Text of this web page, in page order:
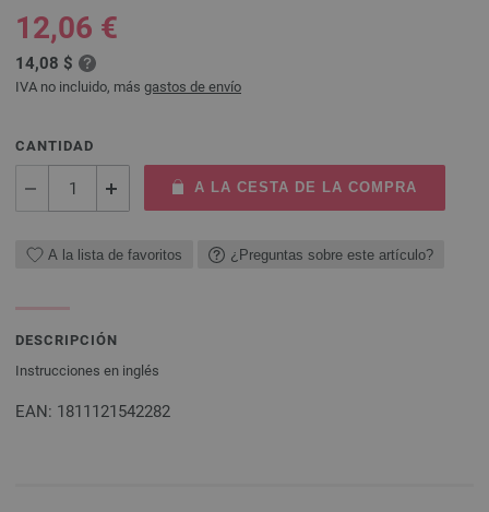
12,06 €
14,08 $
IVA no incluido, más gastos de envío
CANTIDAD
A LA CESTA DE LA COMPRA
A la lista de favoritos ¿Preguntas sobre este artículo?
DESCRIPCIÓN
Instrucciones en inglés
EAN: 1811121542282